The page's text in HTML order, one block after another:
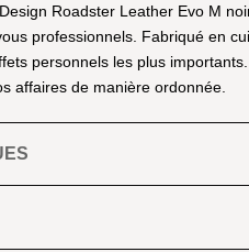
Roadster Leather Evo M
professionnels. Fabriqué en
personnels les plus
affaires de manière ordonnée.